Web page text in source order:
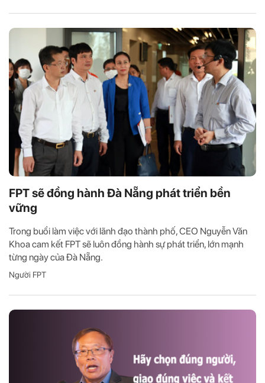
FPT sẽ đồng hành Đà Nẵng phát triển bền
vững
Trong buổi làm việc với lãnh đạo thành phố, CEO Nguyễn Văn
Khoa cam kết FPT sẽ luôn đồng hành sự phát triển, lớn mạnh
từng ngày của Đà Nẵng.
Người FPT